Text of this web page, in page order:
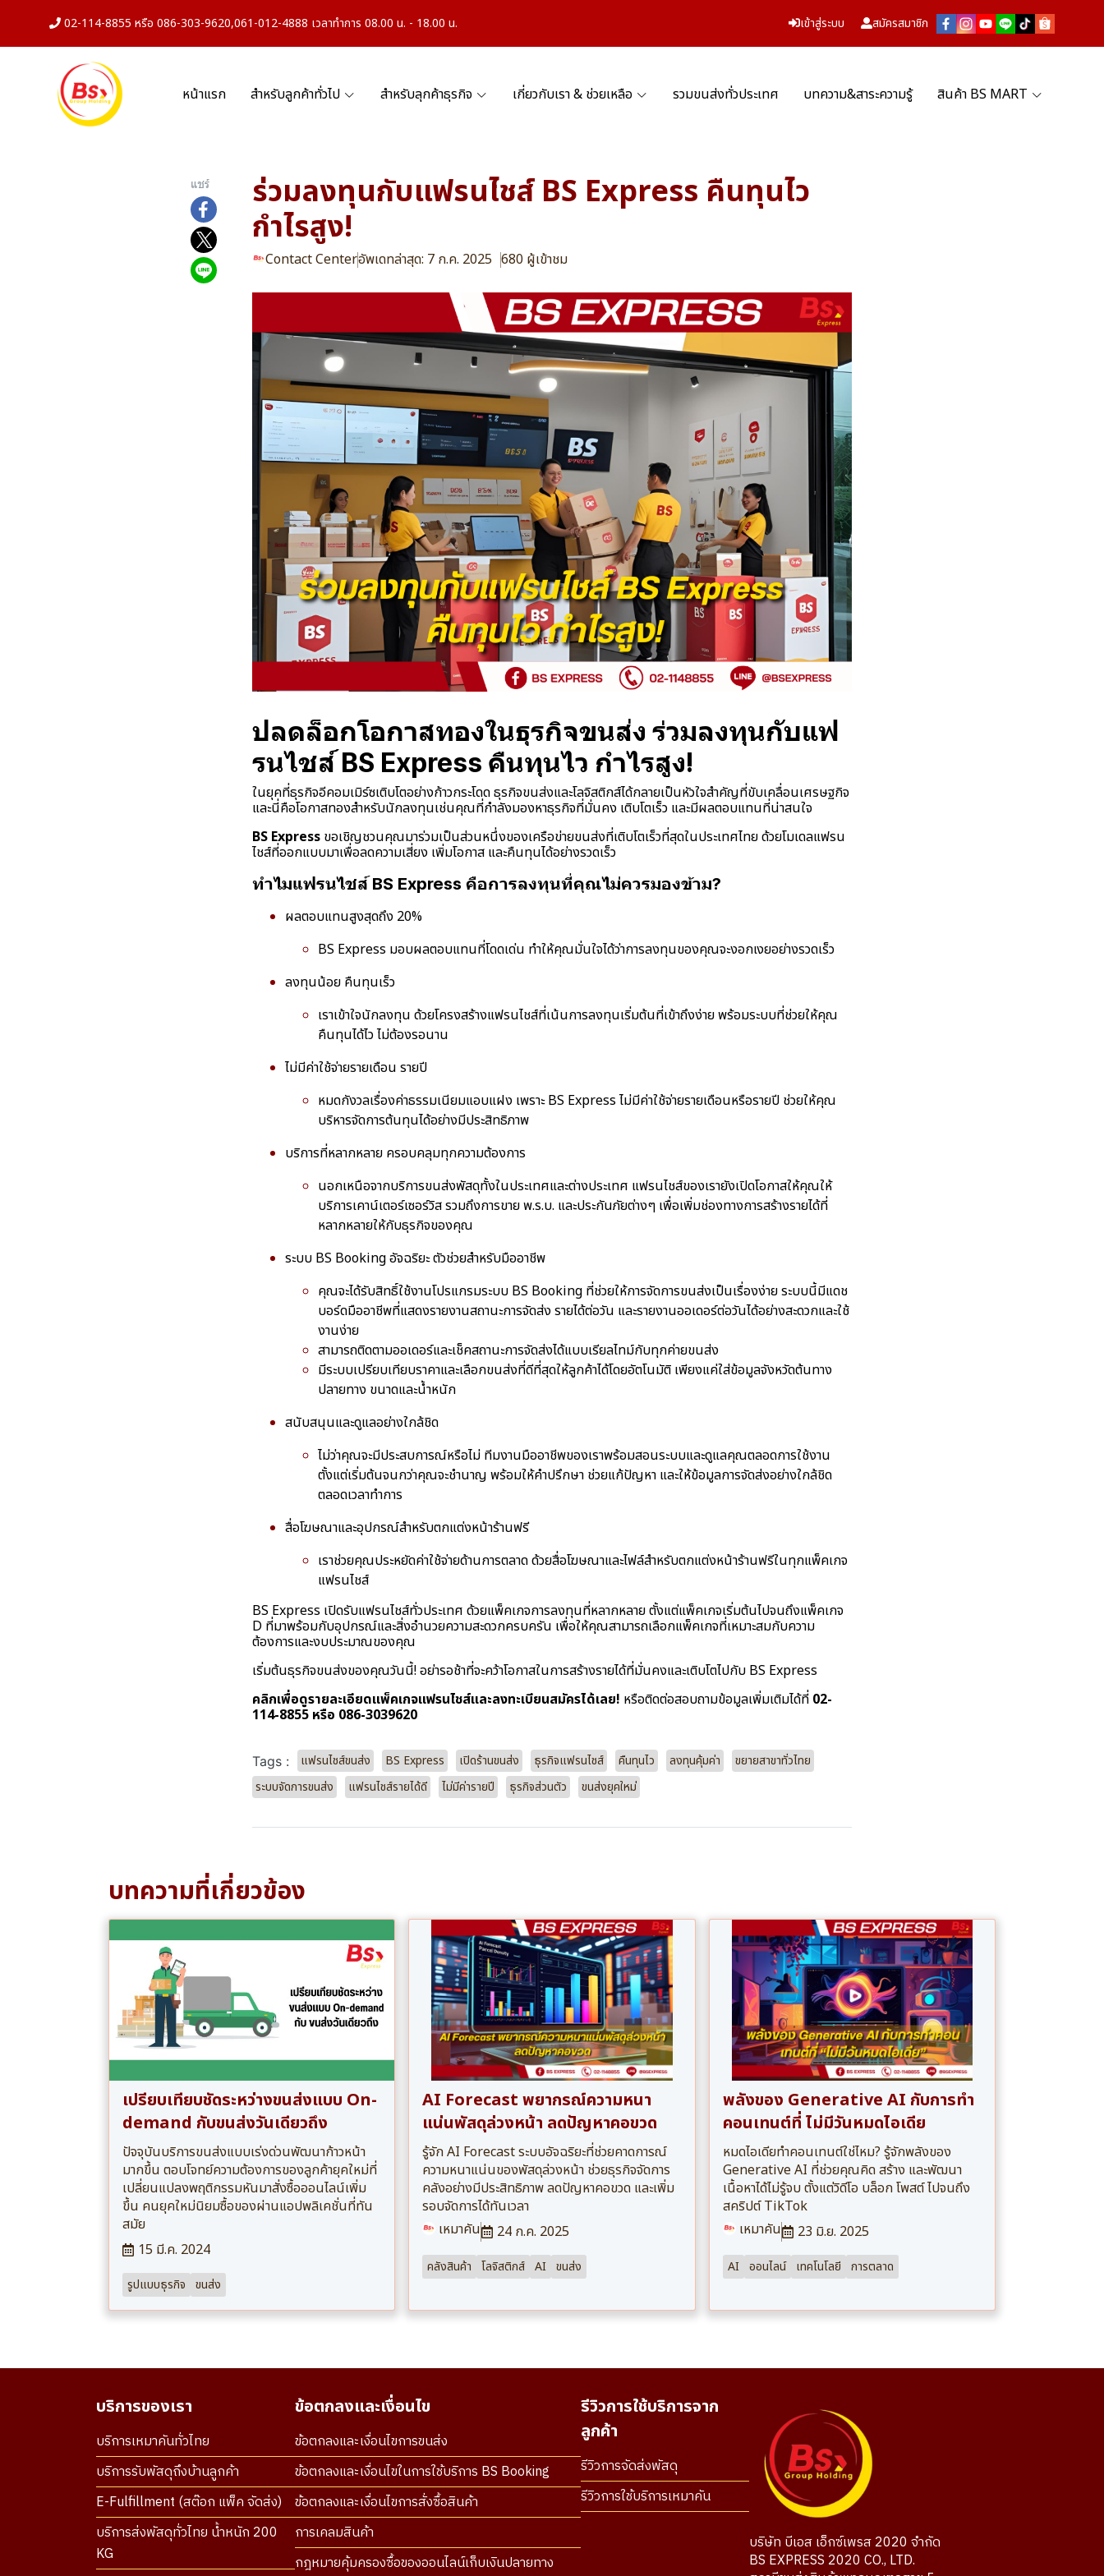
02-114-8855 หรือ 086-303-9620,061-012-4888 เวลาทำการ 08.00 น. - 18.00 น. เข้าสู่ระบบ สมัครสมาชิก
หน้าแรก สำหรับลูกค้าทั่วไป สำหรับลุกค้าธุรกิจ เกี่ยวกับเรา & ช่วยเหลือ รวมขนส่งทั่วประเทศ บทความ&สาระความรู้ สินค้า BS MART
แชร์ ร่วมลงทุนกับแฟรนไชส์ BS Express คืนทุนไว
กำไรสูง!
Contact Centerอัพเดทล่าสุด: 7 ก.ค. 2025 680 ผู้เข้าชม
ปลดล็อกโอกาสทองในธุรกิจขนส่ง ร่วมลงทุนกับแฟ
รนไชส์ BS Express คืนทุนไว กำไรสูง!
ในยุคที่ธุรกิจอีคอมเมิร์ซเติบโตอย่างก้าวกระโดด ธุรกิจขนส่งและโลจิสติกส์ได้กลายเป็นหัวใจสำคัญที่ขับเคลื่อนเศรษฐกิจ
และนี่คือโอกาสทองสำหรับนักลงทุนเช่นคุณที่กำลังมองหาธุรกิจที่มั่นคง เติบโตเร็ว และมีผลตอบแทนที่น่าสนใจ
BS Express ขอเชิญชวนคุณมาร่วมเป็นส่วนหนึ่งของเครือข่ายขนส่งที่เติบโตเร็วที่สุดในประเทศไทย ด้วยโมเดลแฟรน
ไชส์ที่ออกแบบมาเพื่อลดความเสี่ยง เพิ่มโอกาส และคืนทุนได้อย่างรวดเร็ว
ทำไมแฟรนไชส์ BS Express คือการลงทุนที่คุณไม่ควรมองข้าม?
ผลตอบแทนสูงสุดถึง 20%
BS Express มอบผลตอบแทนที่โดดเด่น ทำให้คุณมั่นใจได้ว่าการลงทุนของคุณจะงอกเงยอย่างรวดเร็ว
ลงทุนน้อย คืนทุนเร็ว
เราเข้าใจนักลงทุน ด้วยโครงสร้างแฟรนไชส์ที่เน้นการลงทุนเริ่มต้นที่เข้าถึงง่าย พร้อมระบบที่ช่วยให้คุณ
คืนทุนได้ไว ไม่ต้องรอนาน
ไม่มีค่าใช้จ่ายรายเดือน รายปี
หมดกังวลเรื่องค่าธรรมเนียมแอบแฝง เพราะ BS Express ไม่มีค่าใช้จ่ายรายเดือนหรือรายปี ช่วยให้คุณ
บริหารจัดการต้นทุนได้อย่างมีประสิทธิภาพ
บริการที่หลากหลาย ครอบคลุมทุกความต้องการ
นอกเหนือจากบริการขนส่งพัสดุทั้งในประเทศและต่างประเทศ แฟรนไชส์ของเรายังเปิดโอกาสให้คุณให้
บริการเคาน์เตอร์เซอร์วิส รวมถึงการขาย พ.ร.บ. และประกันภัยต่างๆ เพื่อเพิ่มช่องทางการสร้างรายได้ที่
หลากหลายให้กับธุรกิจของคุณ
ระบบ BS Booking อัจฉริยะ ตัวช่วยสำหรับมืออาชีพ
คุณจะได้รับสิทธิ์ใช้งานโปรแกรมระบบ BS Booking ที่ช่วยให้การจัดการขนส่งเป็นเรื่องง่าย ระบบนี้มีแดช
บอร์ดมืออาชีพที่แสดงรายงานสถานะการจัดส่ง รายได้ต่อวัน และรายงานออเดอร์ต่อวันได้อย่างสะดวกและใช้
งานง่าย
สามารถติดตามออเดอร์และเช็คสถานะการจัดส่งได้แบบเรียลไทม์กับทุกค่ายขนส่ง
มีระบบเปรียบเทียบราคาและเลือกขนส่งที่ดีที่สุดให้ลูกค้าได้โดยอัตโนมัติ เพียงแค่ใส่ข้อมูลจังหวัดต้นทาง
ปลายทาง ขนาดและน้ำหนัก
สนับสนุนและดูแลอย่างใกล้ชิด
ไม่ว่าคุณจะมีประสบการณ์หรือไม่ ทีมงานมืออาชีพของเราพร้อมสอนระบบและดูแลคุณตลอดการใช้งาน
ตั้งแต่เริ่มต้นจนกว่าคุณจะชำนาญ พร้อมให้คำปรึกษา ช่วยแก้ปัญหา และให้ข้อมูลการจัดส่งอย่างใกล้ชิด
ตลอดเวลาทำการ
สื่อโฆษณาและอุปกรณ์สำหรับตกแต่งหน้าร้านฟรี
เราช่วยคุณประหยัดค่าใช้จ่ายด้านการตลาด ด้วยสื่อโฆษณาและไฟล์สำหรับตกแต่งหน้าร้านฟรีในทุกแพ็คเกจ
แฟรนไชส์
BS Express เปิดรับแฟรนไชส์ทั่วประเทศ ด้วยแพ็คเกจการลงทุนที่หลากหลาย ตั้งแต่แพ็คเกจเริ่มต้นไปจนถึงแพ็คเกจ
D ที่มาพร้อมกับอุปกรณ์และสิ่งอำนวยความสะดวกครบครัน เพื่อให้คุณสามารถเลือกแพ็คเกจที่เหมาะสมกับความ
ต้องการและงบประมาณของคุณ
เริ่มต้นธุรกิจขนส่งของคุณวันนี้! อย่ารอช้าที่จะคว้าโอกาสในการสร้างรายได้ที่มั่นคงและเติบโตไปกับ BS Express
คลิกเพื่อดูรายละเอียดแพ็คเกจแฟรนไชส์และลงทะเบียนสมัครได้เลย! หรือติดต่อสอบถามข้อมูลเพิ่มเติมได้ที่ 02-
114-8855 หรือ 086-3039620
Tags : แฟรนไชส์ขนส่ง BS Express เปิดร้านขนส่ง ธุรกิจแฟรนไชส์ คืนทุนไว ลงทุนคุ้มค่า
ขยายสาขาทั่วไทย
ระบบจัดการขนส่ง
แฟรนไชส์รายได้ดี ไม่มีค่ารายปี ธุรกิจส่วนตัว ขนส่งยุคใหม่
บทความที่เกี่ยวข้อง
เปรียบเทียบชัดระหว่างขนส่งแบบ On-
demand กับขนส่งวันเดียวถึง
ปัจจุบันบริการขนส่งแบบเร่งด่วนพัฒนาก้าวหน้า
มากขึ้น ตอบโจทย์ความต้องการของลูกค้ายุคใหม่ที่
เปลี่ยนแปลงพฤติกรรมหันมาสั่งซื้อออนไลน์เพิ่ม
ขึ้น คนยุคใหม่นิยมซื้อของผ่านแอปพลิเคชั่นที่ทัน
สมัย
15 มี.ค. 2024
รูปแบบธุรกิจ ขนส่ง
AI Forecast พยากรณ์ความหนา
แน่นพัสดุล่วงหน้า ลดปัญหาคอขวด
รู้จัก AI Forecast ระบบอัจฉริยะที่ช่วยคาดการณ์
ความหนาแน่นของพัสดุล่วงหน้า ช่วยธุรกิจจัดการ
คลังอย่างมีประสิทธิภาพ ลดปัญหาคอขวด และเพิ่ม
รอบจัดการได้ทันเวลา
เหมาคัน
24 ก.ค. 2025
คลังสินค้า โลจิสติกส์ AI ขนส่ง
พลังของ Generative AI กับการทำ
คอนเทนต์ที่ ไม่มีวันหมดไอเดีย
หมดไอเดียทำคอนเทนต์ใช่ไหม? รู้จักพลังของ
Generative AI ที่ช่วยคุณคิด สร้าง และพัฒนา
เนื้อหาได้ไม่รู้จบ ตั้งแต่วิดีโอ บล็อก โพสต์ ไปจนถึง
สคริปต์ TikTok
เหมาคัน
23 มิ.ย. 2025
AI ออนไลน์ เทคโนโลยี การตลาด
บริการของเรา
บริการเหมาคันทั่วไทย
บริการรับพัสดุถึงบ้านลูกค้า
E-Fulfillment (สต๊อก แพ็ค จัดส่ง)
บริการส่งพัสดุทั่วไทย น้ำหนัก 200
KG
ข้อตกลงและเงื่อนไข
ข้อตกลงและเงื่อนไขการขนส่ง
ข้อตกลงและเงื่อนไขในการใช้บริการ BS Booking
ข้อตกลงและเงื่อนไขการสั่งซื้อสินค้า
การเคลมสินค้า
กฎหมายคุ้มครองซื้อของออนไลน์เก็บเงินปลายทาง
รีวิวการใช้บริการจาก
ลูกค้า
รีวิวการจัดส่งพัสดุ
รีวิวการใช้บริการเหมาคัน
บริษัท บีเอส เอ็กซ์เพรส 2020 จำกัด
BS EXPRESS 2020 CO., LTD.